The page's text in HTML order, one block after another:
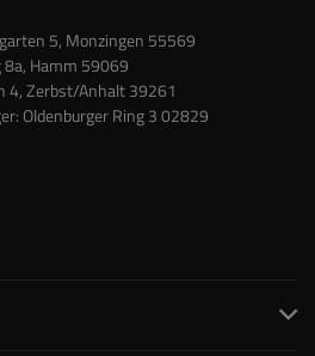
5, Monzingen 55569
Hamm 59069
4, Zerbst/Anhalt 39261
Oldenburger Ring 3 02829